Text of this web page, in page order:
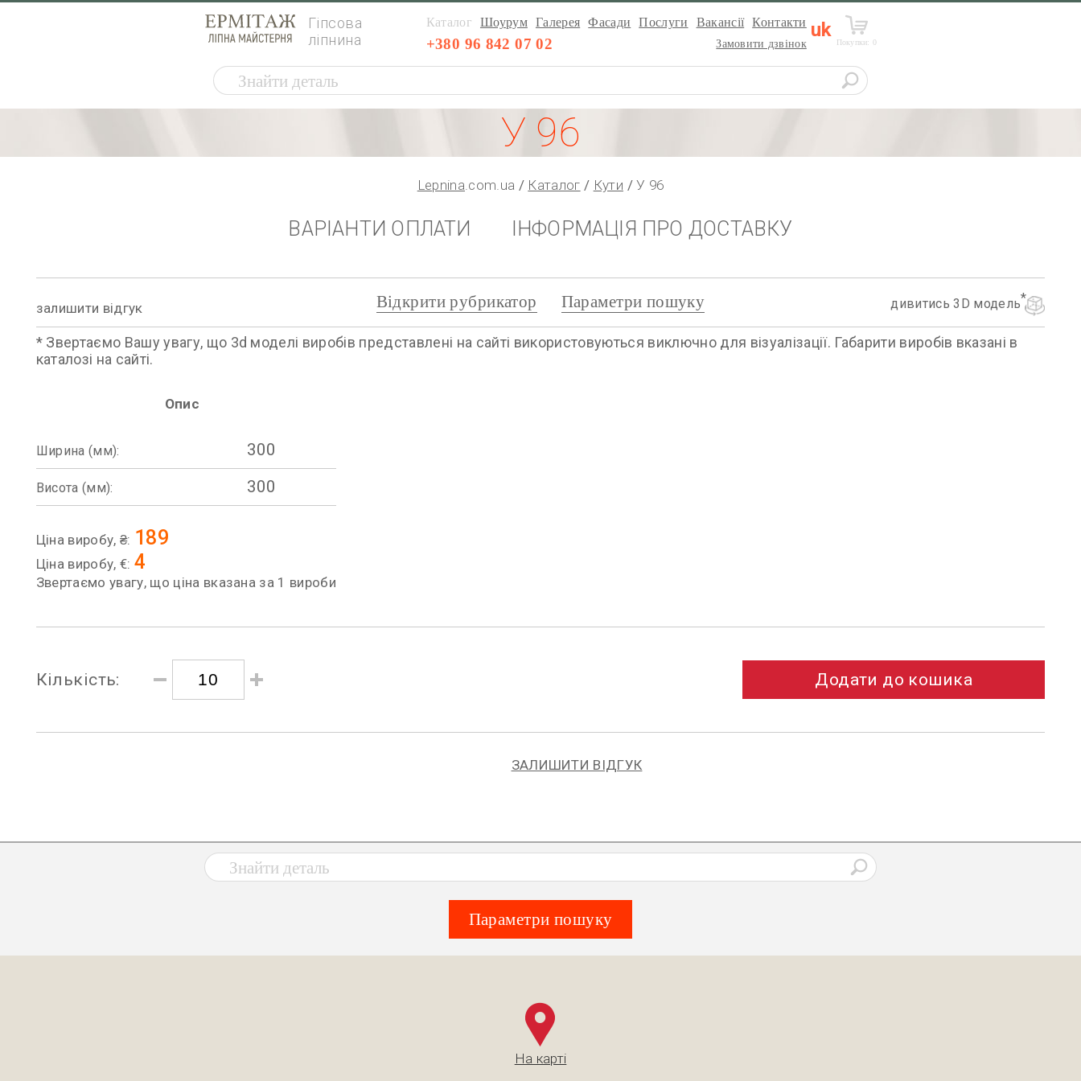
Гіпсова
ліпнина
Каталог Шоурум Галерея Фасади Послуги Вакансії Контакти
+380 96 842 07 02 Замовити дзвінок
uk
Покупки: 0
У 96
Lepnina.com.ua Каталог Кути У 96
ВАРІАНТИ ОПЛАТИ ІНФОРМАЦІЯ ПРО ДОСТАВКУ
залишити відгук дивитись 3D модель
Відкрити рубрикатор Параметри пошуку
* Звертаємо Вашу увагу, що 3d моделі виробів представлені на сайті використовуються виключно для візуалізації. Габарити виробів вказані в
каталозі на сайті.
Опис
Ширина (мм): 300
Висота (мм): 300
Ціна виробу, ₴: 189
Ціна виробу, €: 4
Звертаємо увагу, що ціна вказана за 1 вироби
Кількість: Додати до кошика
ЗАЛИШИТИ ВІДГУК
Параметри пошуку
На карті